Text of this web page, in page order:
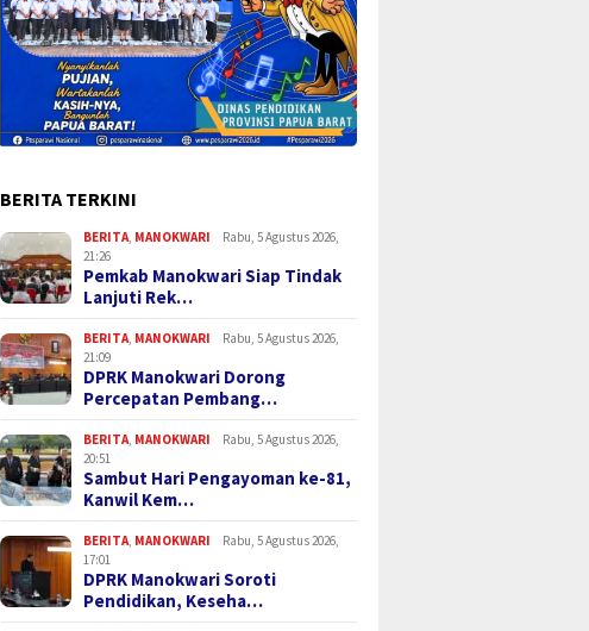
BERITA TERKINI
BERITA MANOKWARI
Rabu, 5 Agustus 2026,
21:26
Pemkab Manokwari Siap Tindak
Lanjuti Rek…
BERITA MANOKWARI
Rabu, 5 Agustus 2026,
21:09
DPRK Manokwari Dorong
Percepatan Pembang…
BERITA MANOKWARI
Rabu, 5 Agustus 2026,
20:51
Sambut Hari Pengayoman ke-81,
Kanwil Kem…
BERITA MANOKWARI
Rabu, 5 Agustus 2026,
17:01
DPRK Manokwari Soroti
Pendidikan, Keseha…